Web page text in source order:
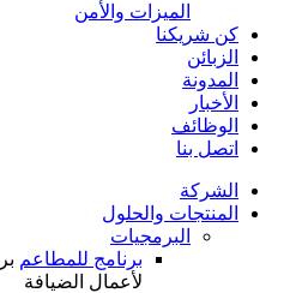
الميزات والأمن
كن شريكنا
الزبائن
المدونة
الأخبار
الوظائف
اتصل بنا
الشركة
المنتجات والحلول
البرمجيات
برنامج للمطاعم
لأعمال الضيافة